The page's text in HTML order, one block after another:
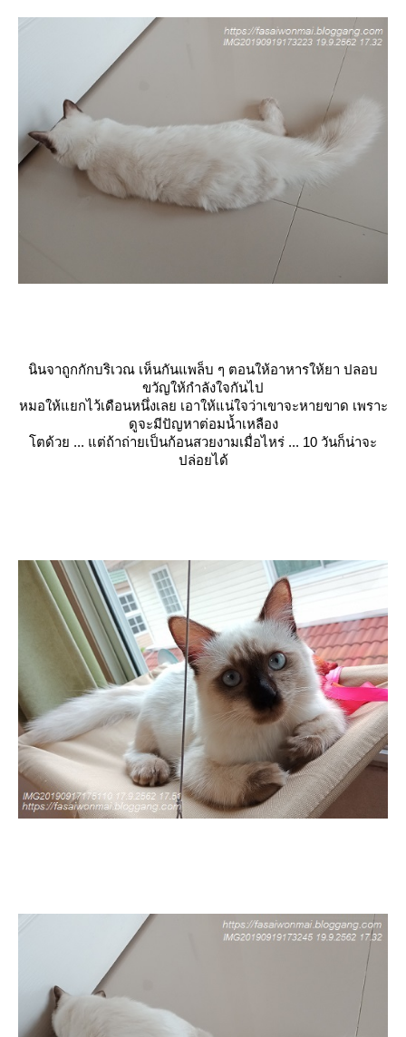
นินจาถูกกักบริเวณ เห็นกันแพล็บ ๆ ตอนให้อาหารให้ยา ปลอบ
ขวัญให้กำลังใจกันไป
หมอให้แยกไว้เดือนหนึ่งเลย เอาให้แน่ใจว่าเขาจะหายขาด เพราะ
ดูจะมีปัญหาต่อมน้ำเหลือง
ตด้วย ... แต่ถ้าถ่ายเป็นก้อนสวยงามเมื่อไหร่ ... 10 วันก็น่าจะ
ปล่อยได้